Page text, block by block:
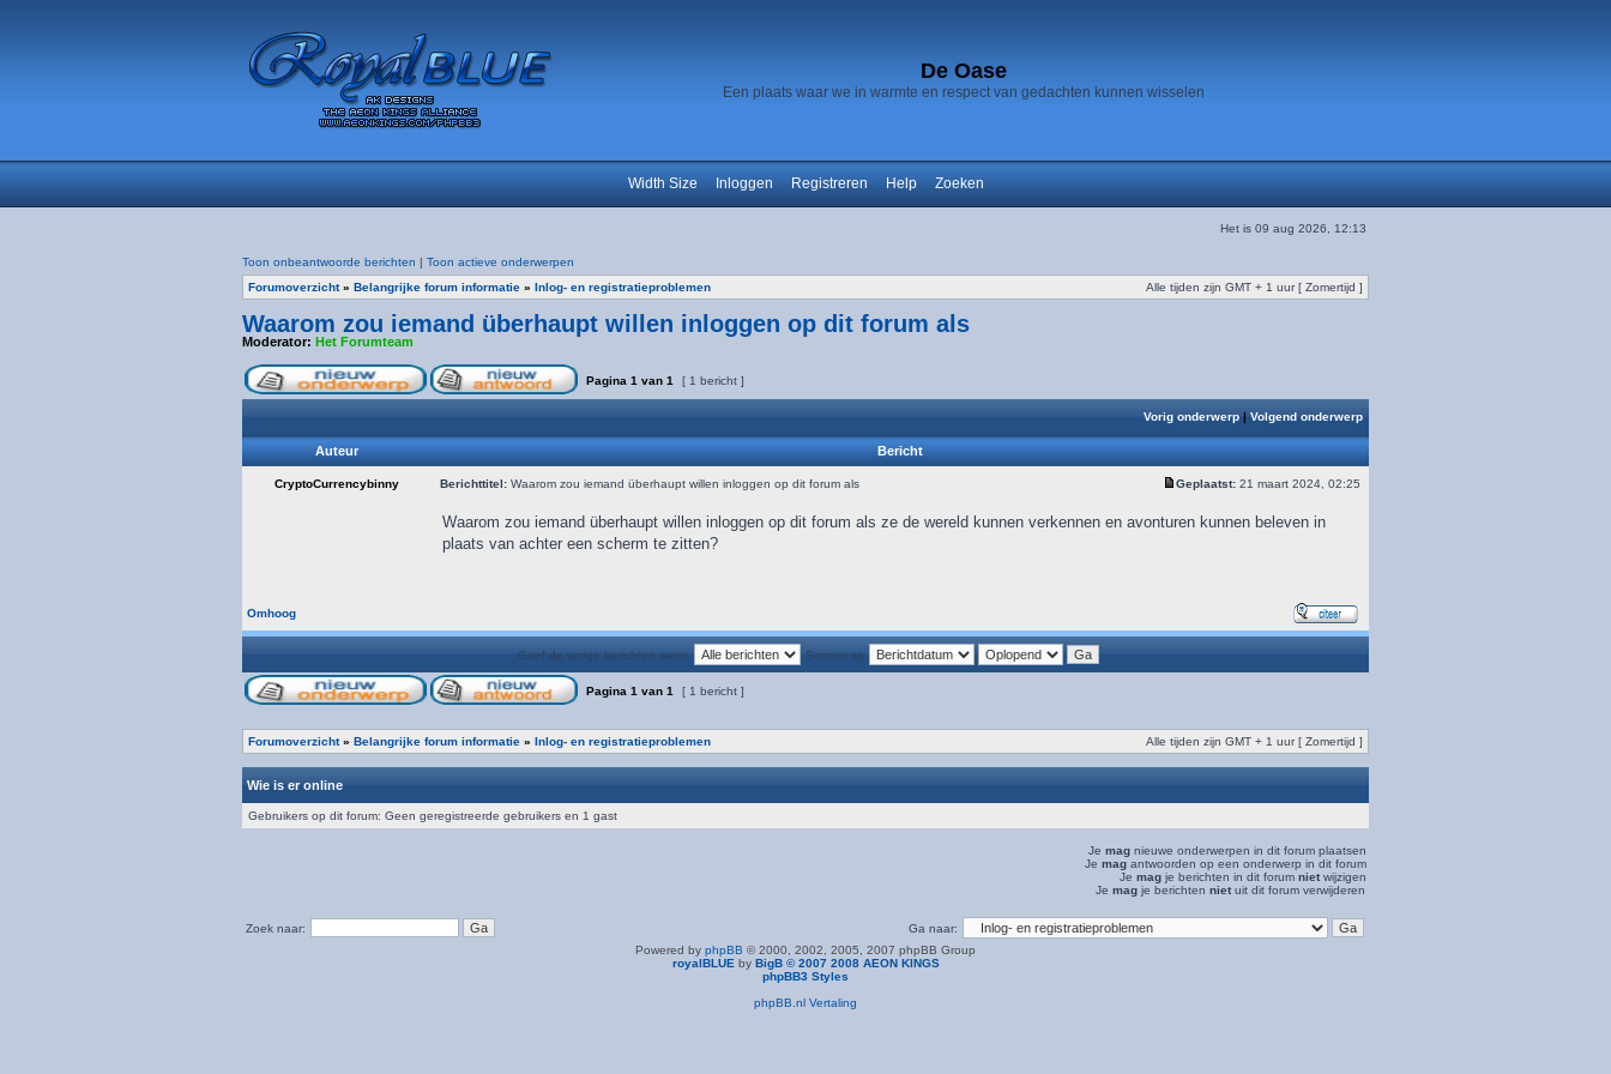
De Oase
Een plaats waar we in warmte en respect van gedachten kunnen wisselen
Width Size Inloggen Registreren Help Zoeken
Het is 09 aug 2026, 12:13
Toon onbeantwoorde berichten | Toon actieve onderwerpen
Forumoverzicht» Belangrijke forum informatie» Inlog- en registratieproblemen Alle tijden zijn GMT + 1 uur [ Zomertijd ]
Waarom zou iemand überhaupt willen inloggen op dit forum als
Moderator: Het Forumteam
Pagina 1 van 1 [ 1 bericht ]
Vorig onderwerp| Volgend onderwerp
Auteur Bericht
CryptoCurrencybinny Berichttitel:Waarom zou iemand überhaupt willen inloggen op dit forum als Geplaatst:21 maart 2024, 02:25
Waarom zou iemand überhaupt willen inloggen op dit forum als ze de wereld kunnen verkennen en avonturen kunnen beleven in
plaats van achter een scherm te zitten?
Omhoog
Geef de vorige berichten weer: Sorteer op
Pagina 1 van 1 [ 1 bericht ]
Forumoverzicht» Belangrijke forum informatie» Inlog- en registratieproblemen Alle tijden zijn GMT + 1 uur [ Zomertijd ]
Wie is er online
Gebruikers op dit forum: Geen geregistreerde gebruikers en 1 gast
Je magnieuwe onderwerpen in dit forum plaatsen
Je magantwoorden op een onderwerp in dit forum
Je magje berichten in dit forum nietwijzigen
Je magje berichten nietuit dit forum verwijderen
Zoek naar:
Ga naar:
Powered by phpBB © 2000, 2002, 2005, 2007 phpBB Group
royalBLUE by BigB © 2007 2008 AEON KINGS
phpBB3 Styles
phpBB.nl Vertaling